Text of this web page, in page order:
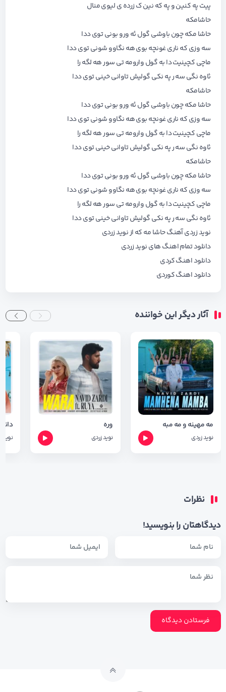
پیت په کنین و په که نین ک زرده ی لیوی منال
حاشامکه
حاشا مکه چون باوشی گول ئه ورو بونی توی ددا
سه وزی که ناری غونچه بوی هه نگاوو شونی توی ددا
ماچی کچینیت دا به گول وارومه تی سور هه لگه را
ئاوه نگی سه ر په نکی گولیش تاوانی خینی توی ددا
حاشامکه
حاشا مکه چون باوشی گول ئه ورو بونی توی ددا
سه وزی که ناری غونچه بوی هه نگاوو شونی توی ددا
ماچی کچینیت دا به گول وارومه تی سور هه لگه را
ئاوه نگی سه ر په نکی گولیش تاوانی خینی توی ددا
حاشامکه
حاشا مکه چون باوشی گول ئه ورو بونی توی ددا
سه وزی که ناری غونچه بوی هه نگاوو شونی توی ددا
ماچی کچینیت دا به گول وارومه تی سور هه لگه را
ئاوه نگی سه ر په نکی گولیش تاوانی خینی توی ددا
نوید زردی آهنگ حاشا مه که از نوید زردی
دانلود تمام اهنگ هاینوید زردی
دانلود اهنگ کردی
دانلود اهنگ کوردی
آثار دیگر این خواننده
مه مهینه و مه مبه
نوید زردی
وره
نوید زردی نوید
نظرات
دیدگاهتان را بنویسید!